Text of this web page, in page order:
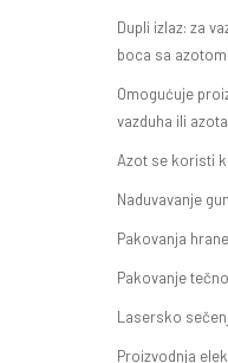
Dupli izlaz: za
boca sa azotom!
Omogućuje
vazduha ili
Azot se koristi
Naduvavanje
Pakovanja hrane
Pakovanje
Lasersko
Proizvodnja